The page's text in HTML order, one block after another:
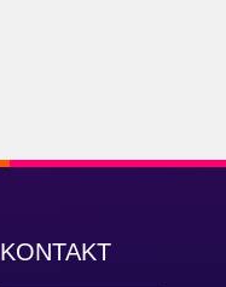
KONTAKT